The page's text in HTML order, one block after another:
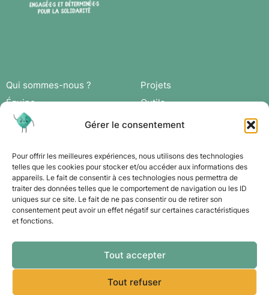
Gérer le consentement
Pour offrir les meilleures expériences, nous utilisons des technologies
telles que les cookies pour stocker et/ou accéder aux informations des
appareils. Le fait de consentir à ces technologies nous permettra de
traiter des données telles que le comportement de navigation ou les ID
uniques sur ce site. Le fait de ne pas consentir ou de retirer son
consentement peut avoir un effet négatif sur certaines caractéristiques
et fonctions.
Tout accepter
Tout refuser
Qui sommes-nous ?
Équipe
Missions
Adhérer
Projets
Outils
Actus
Connexion
Contact